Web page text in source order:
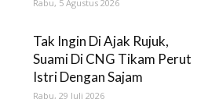
Rabu, 5 Agustus 2026
Tak Ingin Di Ajak Rujuk,
Suami Di CNG Tikam Perut
Istri Dengan Sajam
Rabu, 29 Juli 2026